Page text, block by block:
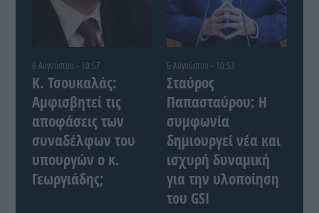
6 Αυγούστου - 10:57
Κ. Τσουκαλάς:
Αμφισβητεί τις
αποφάσεις των
συναδέλφων του
υπουργών ο κ.
Γεωργιάδης;
6 Αυγούστου - 10:53
Σταύρος
Παπασταύρου: Η
συμφωνία
δημιουργεί νέα και
ισχυρή δυναμική
για την υλοποίηση
του GSI